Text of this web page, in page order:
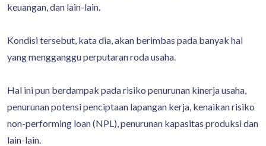
keuangan, dan lain-lain.
Kondisi tersebut, kata dia, akan berimbas pada banyak hal
yang mengganggu perputaran roda usaha.
Hal ini pun berdampak pada risiko penurunan kinerja usaha,
penurunan potensi penciptaan lapangan kerja, kenaikan risiko
non-performing loan (NPL), penurunan kapasitas produksi dan
lain-lain.